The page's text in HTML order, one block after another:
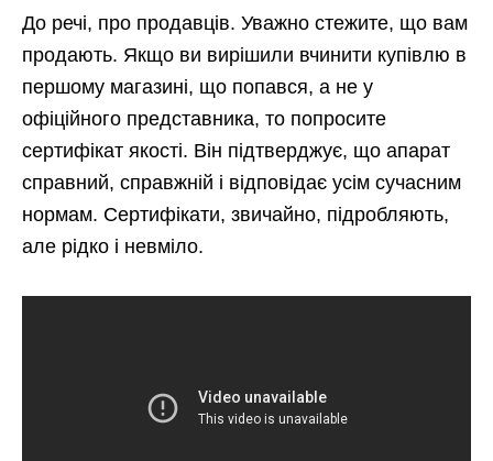
До речі, про продавців. Уважно стежите, що вам
продають. Якщо ви вирішили вчинити купівлю в
першому магазині, що попався, а не у
офіційного представника, то попросите
сертифікат якості. Він підтверджує, що апарат
справний, справжній і відповідає усім сучасним
нормам. Сертифікати, звичайно, підробляють,
але рідко і невміло.